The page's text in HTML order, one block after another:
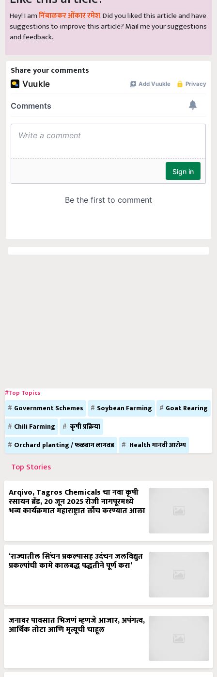
Hey! I amनिंबाळकर ओंकार रमेश. Did you liked this article and have
suggestions to improve this article?Mailme your suggestions
and feedback.
Share your comments
#Top Topics
Government Schemes Soybean Farming
Goat Rearing
Chili Farming
कृषी प्रक्रिया
Orchard planting / फळबाग लागवड
Health मानवी आरोग्य
Top Stories
Arqivo, Tagros Chemicals चा नवा कृषी
रसायन ब्रँड, 20 जून 2025 रोजी नागपूरमध्ये
भव्य कार्यक्रमात महाराष्ट्रात लाँच करण्यात आला
‘राज्यातील सिंचन प्रकल्पासह उदंचन जलविद्युत
प्रकल्पांची कामे कालबद्ध पद्धतीने पूर्ण करा’
जनावर पावसात भिजणं म्हणजे आजार, अपंगत्व,
आर्थिक तोटा आणि मृत्यूची चाहूल